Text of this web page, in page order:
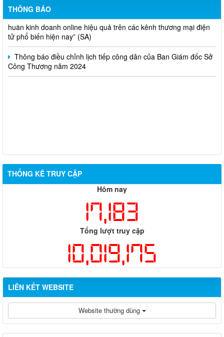
THÔNG BÁO
Thông báo lựa chọn nhà thầu thực hiện gói thầu: “tổ chức tập
huấn kinh doanh online hiệu quả trên các kênh thương mại điện
tử phổ biến hiện nay” (SA)
Thông báo điều chỉnh lịch tiếp công dân của Ban Giám đốc Sở
Công Thương năm 2024
THỐNG KÊ TRUY CẬP
Hôm nay
17,183
Tổng lượt truy cập
10,019,175
LIÊN KẾT WEBSITE
Website thường dùng